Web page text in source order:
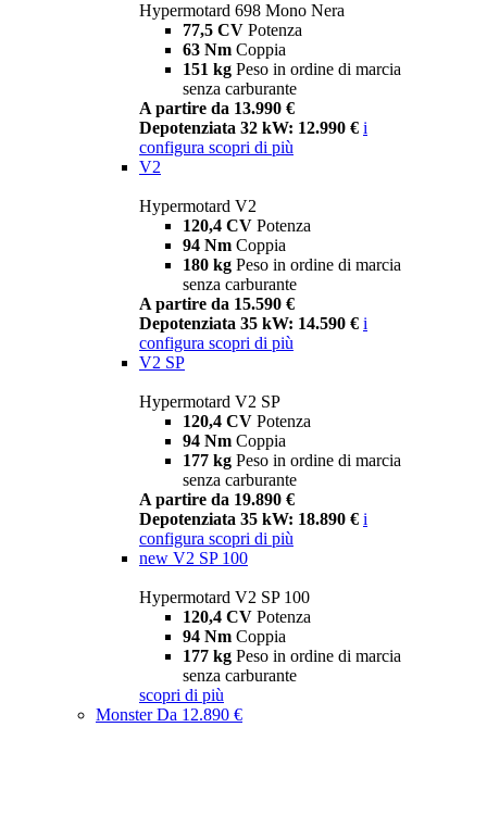
Hypermotard 698 Mono Nera
77,5 CV Potenza
63 Nm Coppia
151 kg Peso in ordine di marcia
senza carburante
A partire da 13.990 €
Depotenziata 32 kW: 12.990 € i
configura scopri di più
V2
Hypermotard V2
120,4 CV Potenza
94 Nm Coppia
180 kg Peso in ordine di marcia
senza carburante
A partire da 15.590 €
Depotenziata 35 kW: 14.590 € i
configura scopri di più
V2 SP
Hypermotard V2 SP
120,4 CV Potenza
94 Nm Coppia
177 kg Peso in ordine di marcia
senza carburante
A partire da 19.890 €
Depotenziata 35 kW: 18.890 € i
configura scopri di più
new V2 SP 100
Hypermotard V2 SP 100
120,4 CV Potenza
94 Nm Coppia
177 kg Peso in ordine di marcia
senza carburante
scopri di più
MonsterDa 12.890 €